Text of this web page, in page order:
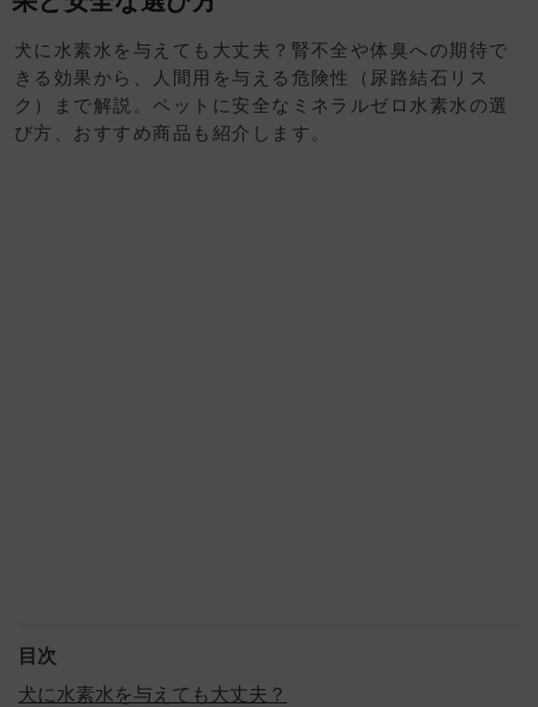
犬に水素水を与えても大丈夫？腎不全や体臭への期待で
きる効果から、人間用を与える危険性（尿路結石リス
ク）まで解説。ペットに安全なミネラルゼロ水素水の選
び方、おすすめ商品も紹介します。
目次
犬に水素水を与えても大丈夫？